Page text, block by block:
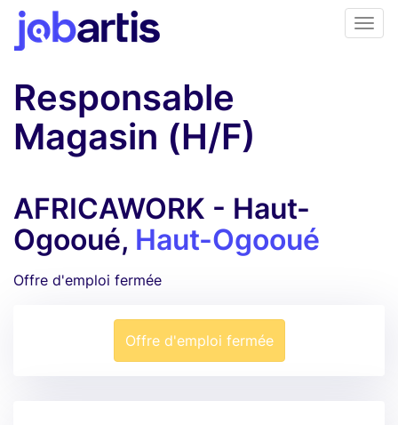
Responsable
Magasin (H/F)
AFRICAWORK - Haut-
Ogooué, Haut-Ogooué
Offre d'emploi fermée
Offre d'emploi fermée